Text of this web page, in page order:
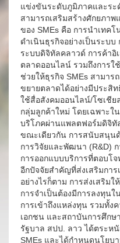
แข่งขันระดับภูมิภาคและร
สามารถเสริมสร้างศักยภา
ของ SMEs คือ การนำเทค
ดำเนินธุรกิจอย่างเป็นระบ
ระบบดิจิทัลคลาวด์ การค้าอิ
ตลาดออนไลน์ รวมถึงการ
ช่วยให้ธุรกิจ SMEs สามา
ขยายตลาดได้อย่างมีประสิ
ใช้สื่อสังคมออนไลน์/โซเชีย
กลุ่มลูกค้าใหม่ โดยเฉพาะ
บริโภคผ่านแพลตฟอร์มดิจิทั
ขณะเดียวกัน การสนับสนุน
การวิจัยและพัฒนา (R&D)
การออกแบบบริการที่ตอบโ
อีกปัจจัยสำคัญที่ส่งเสริมการ
อย่างไรก็ตาม การส่งเสริม
การจำเป็นต้องมีการลงทุน
การเข้าถึงแหล่งทุน รวมทั้ง
เอกชน และสถาบันการศึกษา
รัฐบาล สปป. ลาว ได้ตระห
SMEs และได้กำหนดนโยบ